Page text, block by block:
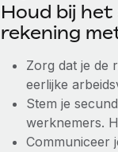
Houd bij
rekening
Zorg dat je de
eerlijke
Stem je
werknemers.
Communiceer